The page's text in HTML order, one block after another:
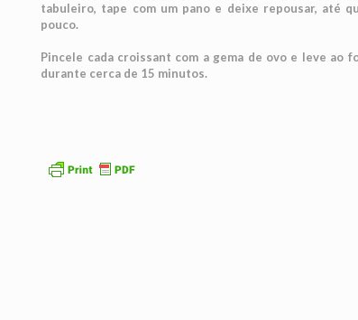
tabuleiro, tape com um pano e deixe repousar, até
pouco.
Pincele cada croissant com a gema de ovo e leve ao
durante cerca de 15 minutos.